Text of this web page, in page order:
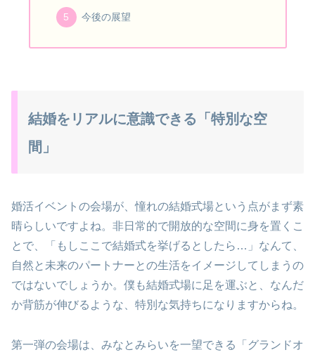
今後の展望
結婚をリアルに意識できる「特別な空
間」
婚活イベントの会場が、憧れの結婚式場という点がまず素
晴らしいですよね。非日常的で開放的な空間に身を置くこ
とで、「もしここで結婚式を挙げるとしたら…」なんて、
自然と未来のパートナーとの生活をイメージしてしまうの
ではないでしょうか。僕も結婚式場に足を運ぶと、なんだ
か背筋が伸びるような、特別な気持ちになりますからね。
第一弾の会場は、みなとみらいを一望できる「グランドオ